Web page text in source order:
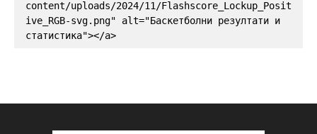
content/uploads/2024/11/Flashscore_Lockup_Posit
ive_RGB-svg.png" alt="Баскетболни резултати и
статистика"></a>